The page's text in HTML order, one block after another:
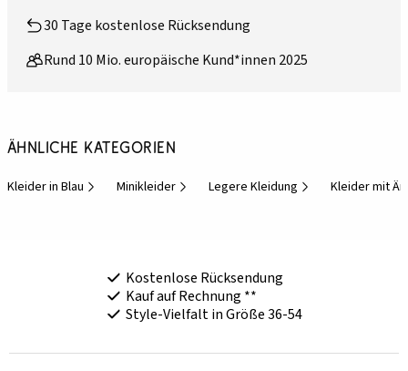
30 Tage kostenlose Rücksendung
Rund 10 Mio. europäische Kund*innen 2025
Ähnliche Kategorien
Kleider in Blau Minikleider Legere Kleidung Kleider mit
Kostenlose Rücksendung
Kauf auf Rechnung **
Style-Vielfalt in Größe 36-54